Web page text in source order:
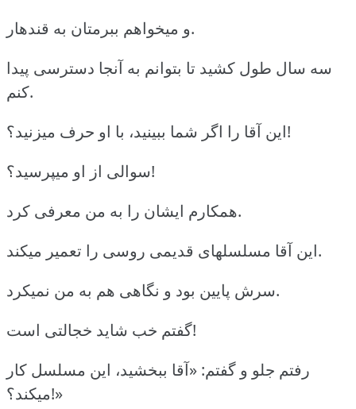
و میخواهم ببرمتان به قندهار.
سه سال طول کشید تا بتوانم به آنجا دسترسی پیدا
کنم.
این آقا را اگر شما ببینید، با او حرف میزنید؟!
سوالی از او میپرسید؟!
همکارم ایشان را به من معرفی کرد.
این آقا مسلسلهای قدیمی روسی را تعمیر میکند.
سرش پایین بود و نگاهی هم به من نمیکرد.
گفتم خب شاید خجالتی است!
رفتم جلو و گفتم: «آقا ببخشید، این مسلسل کار
میکند؟!»